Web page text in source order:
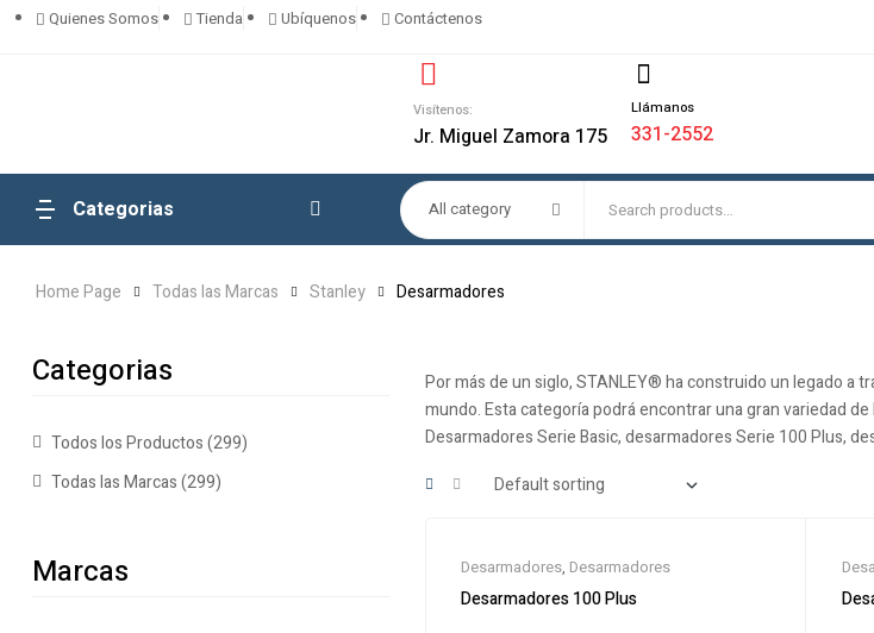
Quienes Somos Tienda Ubíquenos Contáctenos
Visítenos:
Jr. Miguel Zamora 175
Llámanos
331-2552
Categorias All category
Home Page Todas las Marcas Stanley Desarmadores
Por más de un siglo, STANLEY® ha construido un legado a
mundo. Esta categoría podrá encontrar una gran variedad
Desarmadores Serie Basic, desarmadores Serie 100 Plus,
Desarmadores, Desarmadores
Desarmadores 100 Plus
Categorias
Todos los Productos(299)
Todas las Marcas(299)
Marcas